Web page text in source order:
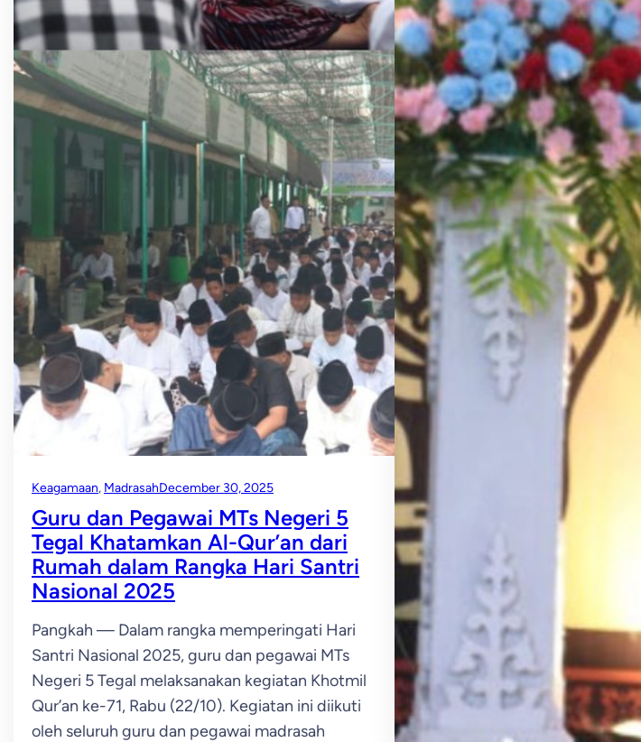
Keagamaan, MadrasahDecember 30, 2025
Guru dan Pegawai MTs Negeri 5
Tegal Khatamkan Al-Qur’an dari
Rumah dalam Rangka Hari Santri
Nasional 2025
Pangkah — Dalam rangka memperingati Hari
Santri Nasional 2025, guru dan pegawai MTs
Negeri 5 Tegal melaksanakan kegiatan Khotmil
Qur’an ke-71, Rabu (22/10). Kegiatan ini diikuti
oleh seluruh guru dan pegawai madrasah